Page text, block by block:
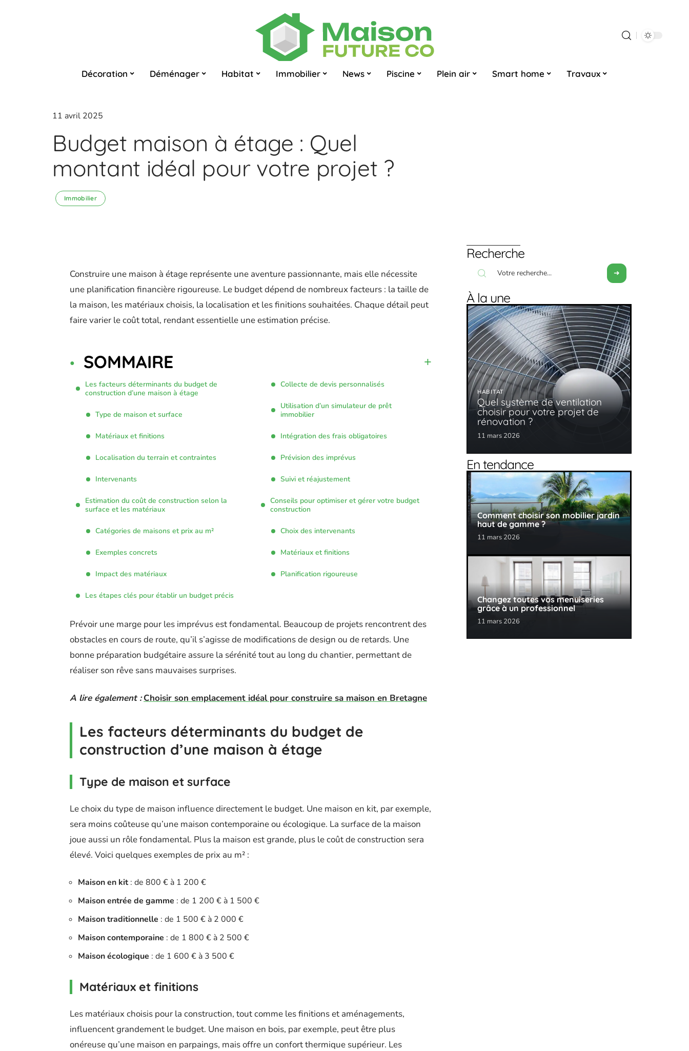
Décoration Déménager Habitat Immobilier News Piscine Plein air Smart home Travaux
11 avril 2025
Budget maison à étage : Quel
montant idéal pour votre projet ?
Immobilier
Construire une maison à étage représente une aventure passionnante, mais elle nécessite
une planification financière rigoureuse. Le budget dépend de nombreux facteurs : la taille de
la maison, les matériaux choisis, la localisation et les finitions souhaitées. Chaque détail peut
faire varier le coût total, rendant essentielle une estimation précise.
SOMMAIRE
Les facteurs déterminants du budget de
construction d’une maison à étage
Type de maison et surface
Matériaux et finitions
Localisation du terrain et contraintes
Intervenants
Estimation du coût de construction selon la
surface et les matériaux
Catégories de maisons et prix au m²
Exemples concrets
Impact des matériaux
Les étapes clés pour établir un budget précis
Collecte de devis personnalisés
Utilisation d’un simulateur de prêt
immobilier
Intégration des frais obligatoires
Prévision des imprévus
Suivi et réajustement
Conseils pour optimiser et gérer votre budget
construction
Choix des intervenants
Matériaux et finitions
Planification rigoureuse
Prévoir une marge pour les imprévus est fondamental. Beaucoup de projets rencontrent des
obstacles en cours de route, qu’il s’agisse de modifications de design ou de retards. Une
bonne préparation budgétaire assure la sérénité tout au long du chantier, permettant de
réaliser son rêve sans mauvaises surprises.
A lire également : Choisir son emplacement idéal pour construire sa maison en Bretagne
Les facteurs déterminants du budget de
construction d’une maison à étage
Type de maison et surface
Le choix du type de maison influence directement le budget. Une maison en kit, par exemple,
sera moins coûteuse qu’une maison contemporaine ou écologique. La surface de la maison
joue aussi un rôle fondamental. Plus la maison est grande, plus le coût de construction sera
élevé. Voici quelques exemples de prix au m² :
Maison en kit: de 800 € à 1 200 €
Maison entrée de gamme : de 1 200 € à 1 500 €
Maison traditionnelle : de 1 500 € à 2 000 €
Maison contemporaine : de 1 800 € à 2 500 €
Maison écologique : de 1 600 € à 3 500 €
Matériaux et finitions
Les matériaux choisis pour la construction, tout comme les finitions et aménagements,
influencent grandement le budget. Une maison en bois, par exemple, peut être plus
onéreuse qu’une maison en parpaings, mais offre un confort thermique supérieur. Les
Recherche
À la une
HABITAT
Quel système de ventilation
choisir pour votre projet de
rénovation ?
11 mars 2026
En tendance
Comment choisir son mobilier jardin
haut de gamme ?
11 mars 2026
Changez toutes vos menuiseries
grâce à un professionnel
11 mars 2026